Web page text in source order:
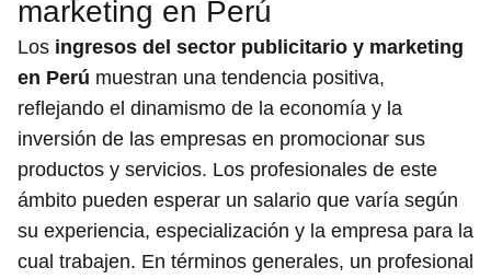
marketing en Perú
Los ingresos del sector publicitario y marketing
en Perú muestran una tendencia positiva,
reflejando el dinamismo de la economía y la
inversión de las empresas en promocionar sus
productos y servicios. Los profesionales de este
ámbito pueden esperar un salario que varía según
su experiencia, especialización y la empresa para la
cual trabajen. En términos generales, un profesional